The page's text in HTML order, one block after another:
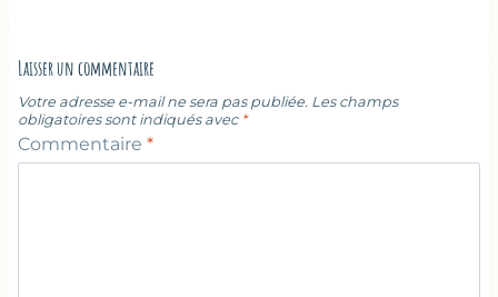
Laisser un commentaire
Votre adresse e-mail ne sera pas publiée. Les champs
obligatoires sont indiqués avec *
Commentaire *